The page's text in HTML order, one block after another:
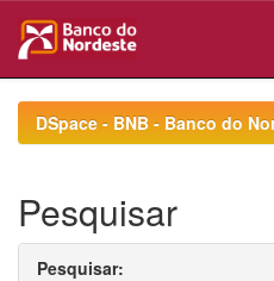
navigationDSpace - BNB - Banco do
Pesquisar
Pesquisar: